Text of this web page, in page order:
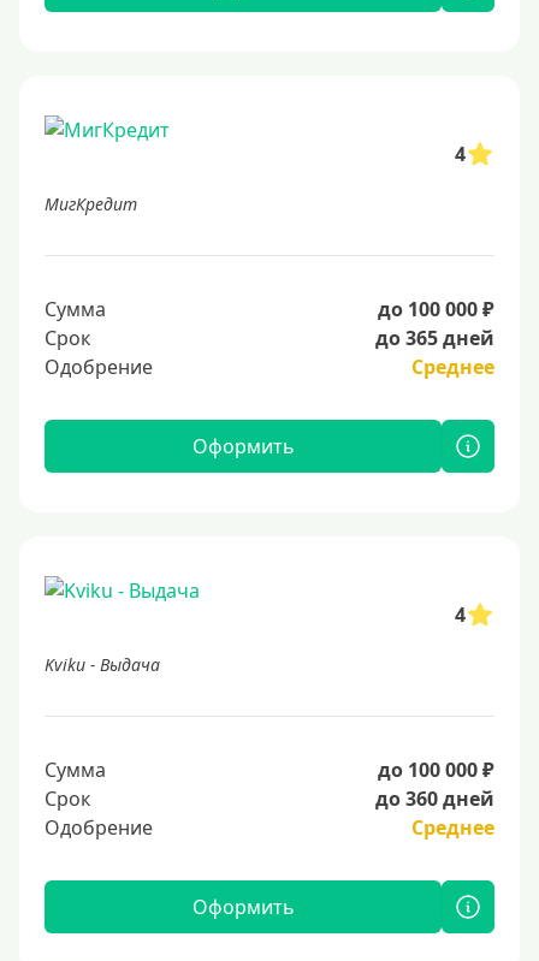
4
МигКредит
Сумма
до 100 000 ₽
Срок
до 365 дней
Одобрение
Среднее
Оформить
4
Kviku - Выдача
Сумма
до 100 000 ₽
Срок
до 360 дней
Одобрение
Среднее
Оформить